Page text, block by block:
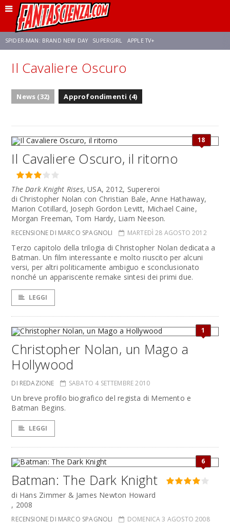
SPIDER-MAN: BRAND NEW DAY SUPERGIRL APPLE TV+
FRANCO RICCIARDIELLO ZENDAYA STAR TREK
Il Cavaliere Oscuro
News (32) Approfondimenti (4)
18
Il Cavaliere Oscuro, il ritorno
The Dark Knight Rises, USA, 2012, Supereroi
di Christopher Nolan con Christian Bale, Anne Hathaway,
Marion Cotillard, Joseph Gordon Levitt, Michael Caine,
Morgan Freeman, Tom Hardy, Liam Neeson.
RECENSIONE DI MARCO SPAGNOLI MARTEDÌ 28 AGOSTO 2012
Terzo capitolo della trilogia di Christopher Nolan dedicata a
Batman. Un film interessante e molto riuscito per alcuni
versi, per altri politicamente ambiguo e sconclusionato
nonché un appariscente remake sintesi dei primi due.
LEGGI
1
Christopher Nolan, un Mago a
Hollywood
DI REDAZIONE SABATO 4 SETTEMBRE 2010
Un breve profilo biografico del regista di Memento e
Batman Begins.
LEGGI
6
Batman: The Dark Knight
di Hans Zimmer & James Newton Howard
, 2008
RECENSIONE DI MARCO SPAGNOLI DOMENICA 3 AGOSTO 2008